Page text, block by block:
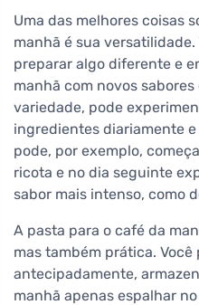
Uma das melhores coisas
manhã é sua
preparar algo diferente e
manhã com novos
variedade, pode
ingredientes diariamente
pode, por exemplo,
ricota e no dia seguinte
sabor mais intenso, como
A pasta para o café da
mas também prática.
antecipadamente,
manhã apenas espalhar